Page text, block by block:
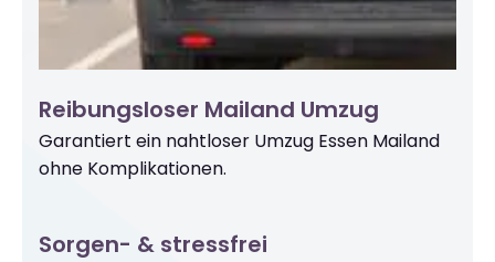
Reibungsloser Mailand Umzug
Garantiert ein nahtloser Umzug Essen Mailand
ohne Komplikationen.
Sorgen- & stressfrei